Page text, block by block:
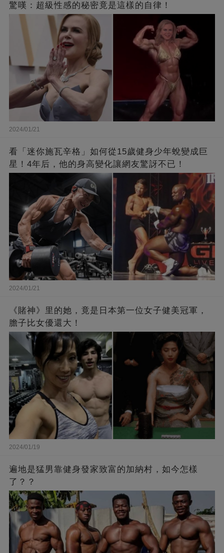
驚嘆：超級性感的秘密竟是這樣的自律！
2024/01/21
看「迷你施瓦辛格」如何從15歲健身少年蛻變成巨
星！4年后，他的身高變化讓網友驚訝不已！
2024/01/21
《賭神》里的她，竟是日本第一位女子健美冠軍，
膽子比女優還大！
2024/01/19
遍地是猛男靠健身發家致富的加納村，如今怎樣
了？？